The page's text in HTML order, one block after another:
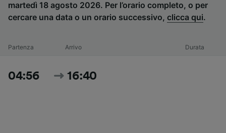
martedì 18 agosto 2026. Per l’orario completo, o per
cercare una data o un orario successivo, clicca qui.
Partenza Arrivo Durata
04:56 16:40